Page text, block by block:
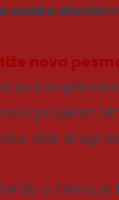
ovako
nova
su
projekat.
dok drugi
o čemu